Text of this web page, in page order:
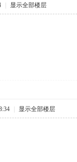
显示全部楼层
显示全部楼层